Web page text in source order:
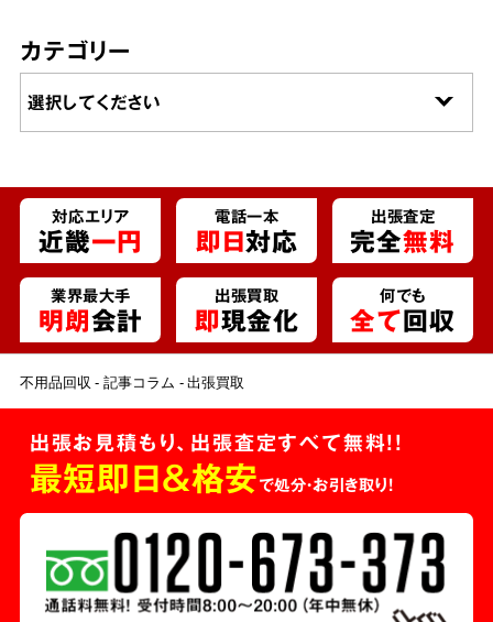
カテゴリー
対応エリア
近畿一円
電話一本
即日対応
出張査定
完全無料
業界最大手
明朗会計
出張買取
即現金化
何でも
全て回収
不用品回収 記事コラム 出張買取
出張お見積もり、出張査定すべて無料!!
最短即日＆格安で処分・お引き取り！